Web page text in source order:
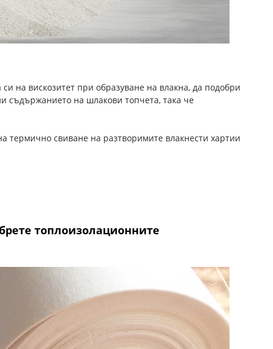
на вискозитет при образуване на влакна, да подобри
съдържанието на шлакови топчета, така че
термично свиване на разтворимите влакнести хартии
топлоизолационните